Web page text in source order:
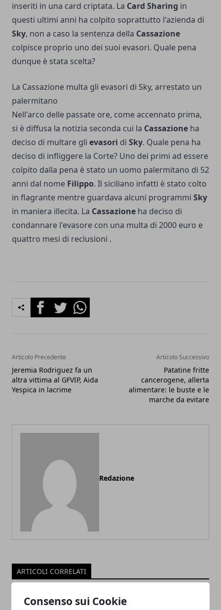
Consenso sui Cookie
inseriti in una card criptata. La Card Sharing in
questi ultimi anni ha colpito soprattutto l'azienda di
Sky, non a caso la sentenza della Cassazione
colpisce proprio uno dei suoi evasori. Quale pena
dunque è stata scelta?
La Cassazione multa gli evasori di Sky, arrestato un
palermitano
Nell'arco delle passate ore, come accennato prima,
si è diffusa la notizia seconda cui la Cassazione ha
deciso di multare gli evasori di Sky. Quale pena ha
deciso di infliggere la Corte? Uno dei primi ad essere
colpito dalla pena è stato un uomo palermitano di 52
anni dal nome Filippo. Il siciliano infatti è stato colto
in flagrante mentre guardava alcuni programmi Sky
in maniera illecita. La Cassazione ha deciso di
condannare l'evasore con una multa di 2000 euro e
quattro mesi di reclusioni .
FacebookTwitterWhatsapp
Articolo Precedente
Jeremia Rodriguez fa un
altra vittima al GFVIP, Aida
Yespica in lacrime
Articolo Successivo
Patatine fritte
cancerogene, allerta
alimentare: le buste e le
marche da evitare
Redazione
ARTICOLI CORRELATI